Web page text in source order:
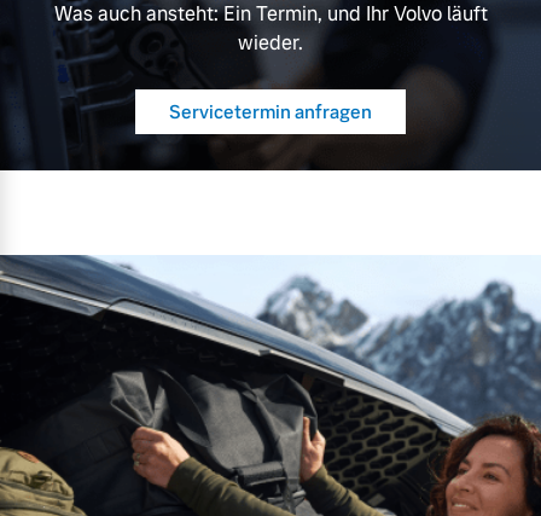
Was auch ansteht: Ein Termin, und Ihr Volvo läuft
wieder.
Servicetermin anfragen